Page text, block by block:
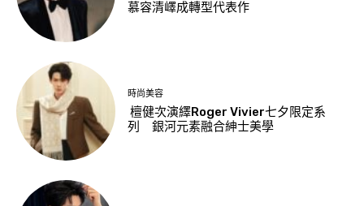
慕容清嶧成轉型代表作
時尚美容
檀健次演繹Roger Vivier七夕限定系
列 銀河元素融合紳士美學